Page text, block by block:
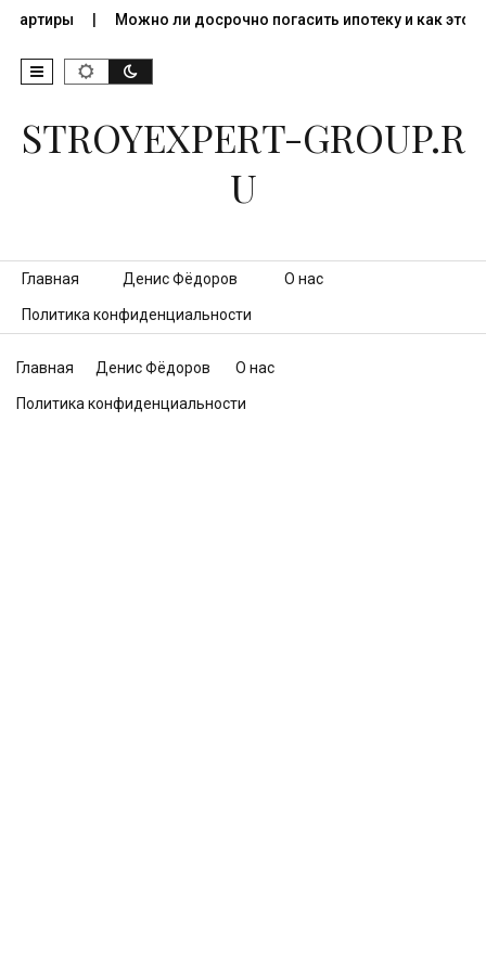
Можно ли досрочно погасить ипотеку и как это…
STROYEXPERT-GROUP.R
U
Перейти к контенту
Главная Денис Фёдоров О нас
Политика конфиденциальности
Главная Денис Фёдоров О нас
Политика конфиденциальности